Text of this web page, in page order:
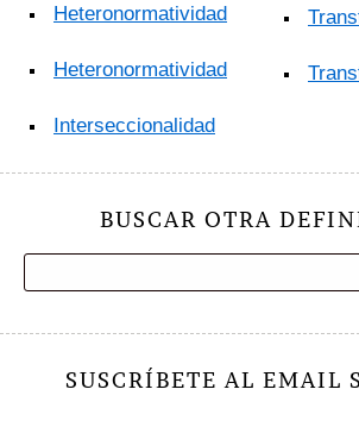
Heteronormatividad
Heteronormatividad
Interseccionalidad
BUSCAR OTRA
SUSCRÍBETE AL EMAIL